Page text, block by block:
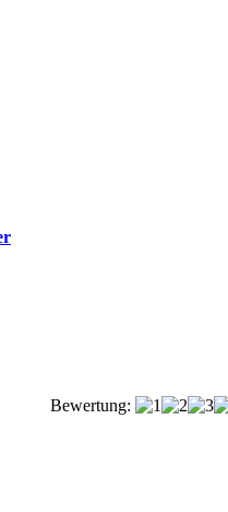
Bewertung: